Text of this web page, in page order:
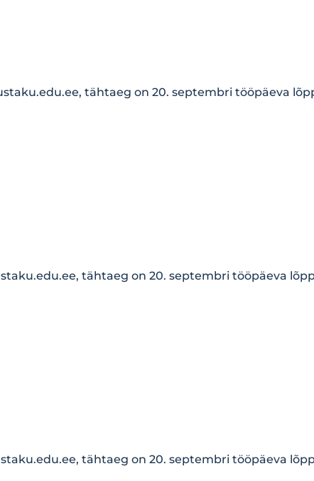
, tähtaeg on 20. septembri tööpäeva
, tähtaeg on 20. septembri tööpäeva
, tähtaeg on 20. septembri tööpäeva